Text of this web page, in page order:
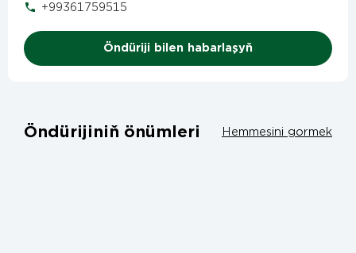
+99361759515
Öndüriji bilen habarlaşyň
Öndürijiniň önümleri Hemmesini gormek